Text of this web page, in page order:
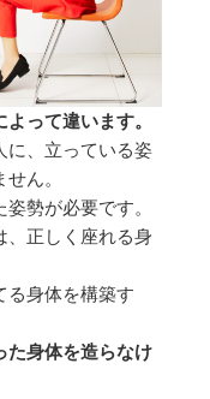
って違います。
に、立っている姿
ん。
勢が必要です。
、正しく座れる身
る身体を構築す
た身体を造らなけ